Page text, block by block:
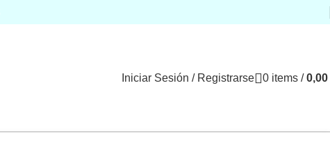
Iniciar Sesión / Registrarse 0 items / 0,00